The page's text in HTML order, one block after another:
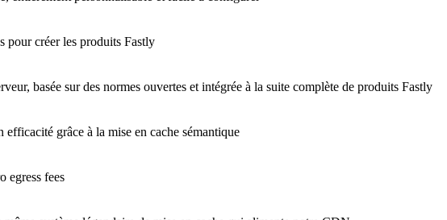
pour créer les produits Fastly
basée sur des normes ouvertes et intégrée à la suite complète de produits Fastly
grâce à la mise en cache sémantique
egress fees